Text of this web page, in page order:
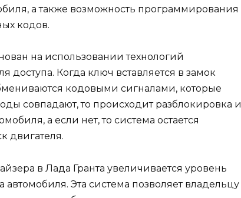
а также возможность программирования
кодов.
на использовании технологий
Когда ключ вставляется в замок
кодовыми сигналами, которые
совпадают, то происходит разблокировка и
а если нет, то система остается
двигателя.
в Лада Гранта увеличивается уровень
автомобиля. Эта система позволяет владельцу